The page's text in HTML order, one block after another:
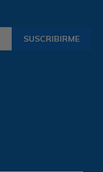
SUSCRIBIRME